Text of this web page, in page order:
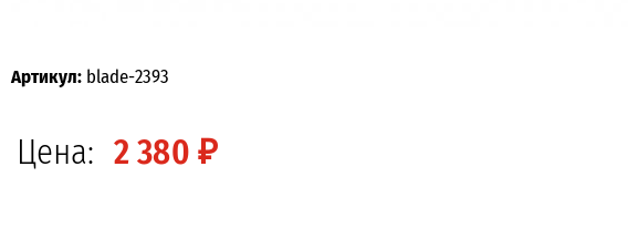
Артикул:blade-2393
Цена: 2 380 ₽